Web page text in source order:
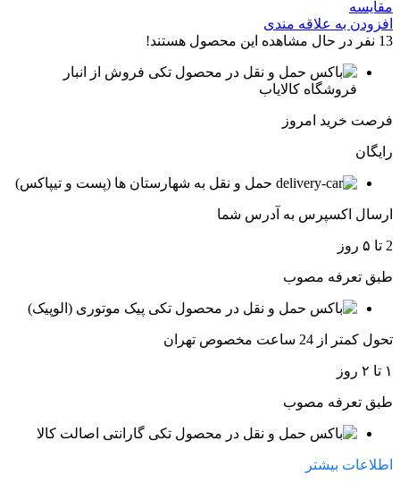
مقایسه
افزودن به علاقه مندی
13 نفر در حال مشاهده این محصول هستند!
فروش از انبار
فروشگاه کالایاب
فرصت خرید امروز
رایگان
حمل و نقل به شهارستان ها (پست و تیپاکس)
ارسال اکسپرس به آدرس شما
2 تا ۵ روز
طبق تعرفه مصوب
پیک موتوری (الوپیک)
تحول کمتر از 24 ساعت مخصوص تهران
۱ تا ۲ روز
طبق تعرفه مصوب
گارانتی اصالت کالا
اطلاعات بیشتر